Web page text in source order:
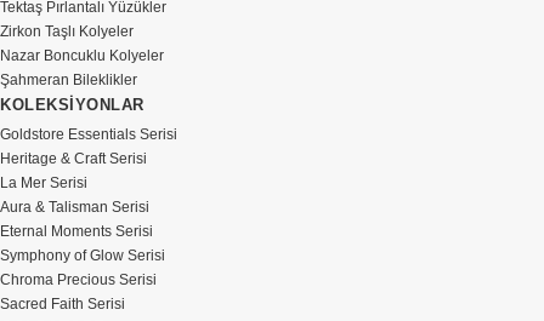
Tektaş Pırlantalı Yüzükler
Zirkon Taşlı Kolyeler
Nazar Boncuklu Kolyeler
Şahmeran Bileklikler
KOLEKSİYONLAR
Goldstore Essentials Serisi
Heritage & Craft Serisi
La Mer Serisi
Aura & Talisman Serisi
Eternal Moments Serisi
Symphony of Glow Serisi
Chroma Precious Serisi
Sacred Faith Serisi